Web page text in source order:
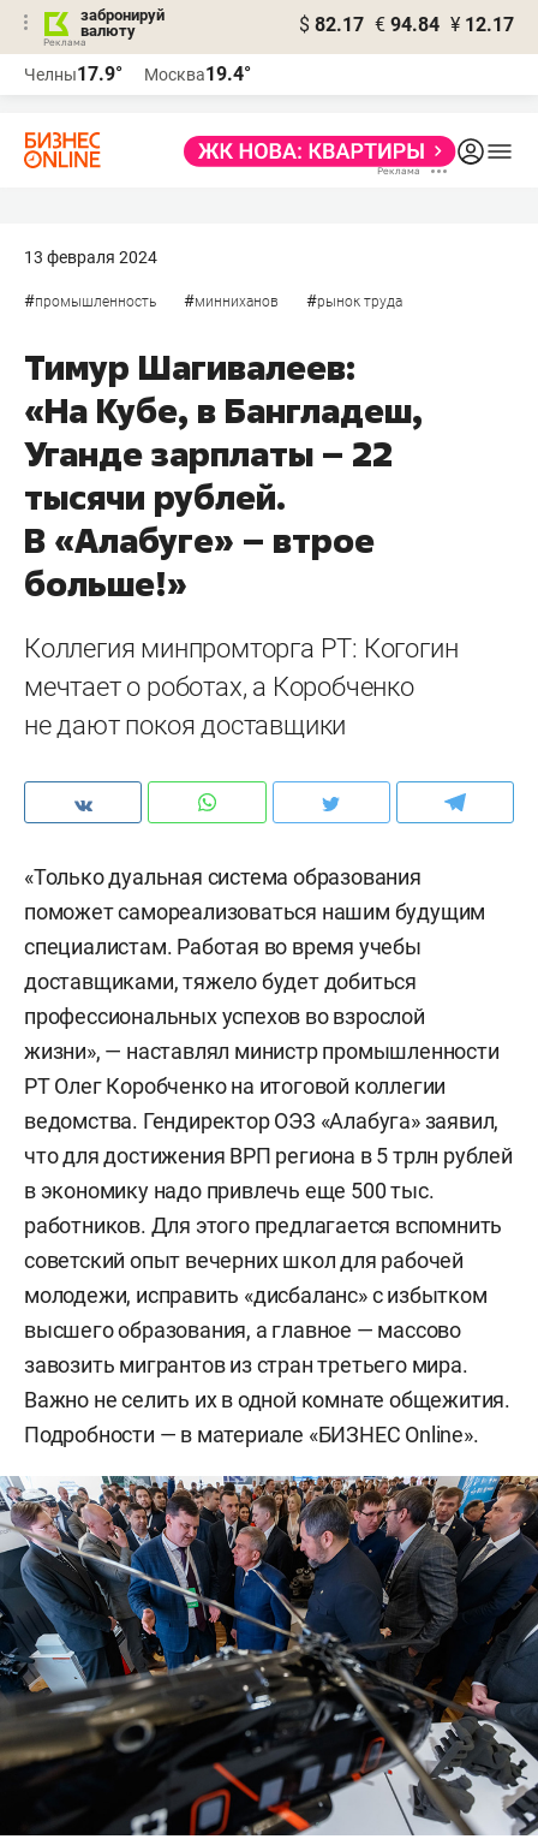
забронируй
валюту
$ 82.17 € 94.84 ¥ 12.17
Челны17.9° Москва19.4°
13 февраля 2024
#промышленность #минниханов #рынок труда
Тимур Шагивалеев:
«На Кубе, в Бангладеш,
Уганде зарплаты – 22
тысячи рублей.
В «Алабуге» – втрое
больше!»
Коллегия минпромторга РТ: Когогин
мечтает о роботах, а Коробченко
не дают покоя доставщики
«Только дуальная система образования
поможет самореализоваться нашим будущим
специалистам. Работая во время учебы
доставщиками, тяжело будет добиться
профессиональных успехов во взрослой
жизни», — наставлял министр промышленности
РТ Олег Коробченко на итоговой коллегии
ведомства. Гендиректор ОЭЗ «Алабуга» заявил,
что для достижения ВРП региона в 5 трлн рублей
в экономику надо привлечь еще 500 тыс.
работников. Для этого предлагается вспомнить
советский опыт вечерних школ для рабочей
молодежи, исправить «дисбаланс» с избытком
высшего образования, а главное — массово
завозить мигрантов из стран третьего мира.
Важно не селить их в одной комнате общежития.
Подробности — в материале «БИЗНЕС Online».